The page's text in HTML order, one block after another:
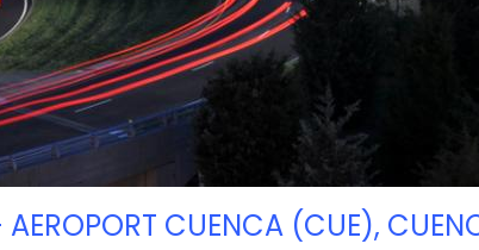
AEROPORT CUENCA (CUE),